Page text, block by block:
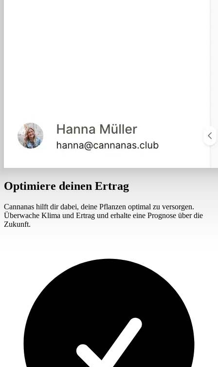
Optimiere deinen Ertrag
Cannanas hilft dir dabei, deine Pflanzen optimal zu versorgen.
Überwache Klima und Ertrag und erhalte eine Prognose über die
Zukunft.